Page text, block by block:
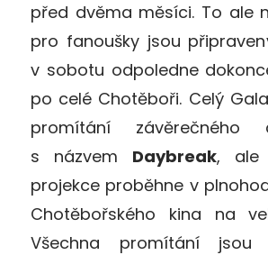
před dvěma měsíci. To ale
pro fanoušky jsou
v sobotu odpoledne
po celé Chotěboři. Celý
promítání závěrečného
s názvem Daybreak, ale
projekce proběhne v
Chotěbořského kina na
Všechna promítání jsou